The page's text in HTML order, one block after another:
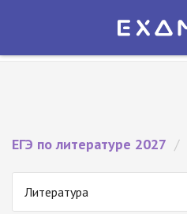
Экзамер — ЕГЭ 2027
ЕГЭ по литературе 2027 /
Литература